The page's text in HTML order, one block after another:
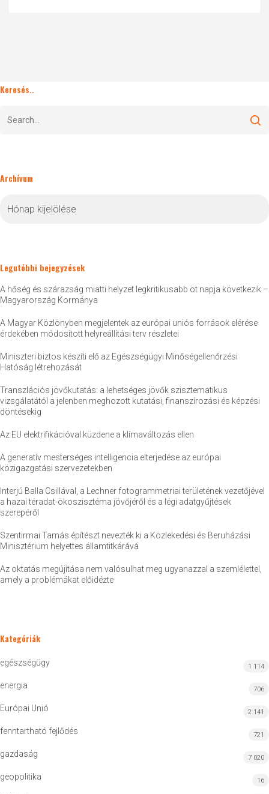
Keresés..
Archívum
Legutóbbi bejegyzések
A hőség és szárazság miatti helyzet legkritikusabb öt napja következik –
Magyarország Kormánya
A Magyar Közlönyben megjelentek az európai uniós források elérése
érdekében módosított helyreállítási terv részletei
Miniszteri biztos készíti elő az Egészségügyi Minőségellenőrzési
Hatóság létrehozását
Transzlációs jövőkutatás: a lehetséges jövők szisztematikus
vizsgálatától a jelenben meghozott kutatási, finanszírozási és képzési
döntésekig
Az EU elektrifikációval küzdene a klímaváltozás ellen
A generatív mesterséges intelligencia elterjedése az európai
közigazgatási szervezetekben
Interjú Balla Csillával, a Lechner fotogrammetriai területének vezetőjével
a hazai téradat-ökoszisztéma jövőjéről és a légi adatgyűjtések
szerepéről
Szentirmai Tamás építészt nevezték ki a Közlekedési és Beruházási
Minisztérium helyettes államtitkárává
Az oktatás megújítása nem valósulhat meg ugyanazzal a szemlélettel,
amely a problémákat előidézte
Kategóriák
egészségügy 1 114
energia 706
Európai Unió 2 141
fenntartható fejlődés 721
gazdaság 7 020
geopolitika 16